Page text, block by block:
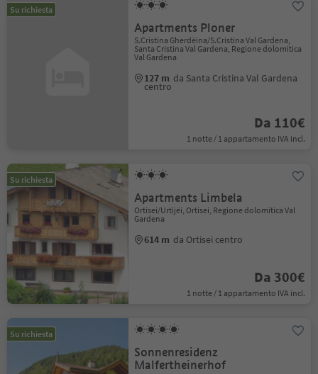
Su richiesta
Apartments Ploner
S.Cristina Gherdëina/S.Cristina Val Gardena,
Santa Cristina Val Gardena, Regione dolomitica
Val Gardena
127 m da Santa Cristina Val Gardena
centro
Da 110€
1 notte / 1 appartamento IVA incl.
Su richiesta
Apartments Limbela
Ortisei/Urtijëi, Ortisei, Regione dolomitica Val
Gardena
614 m da Ortisei centro
Da 300€
1 notte / 1 appartamento IVA incl.
Su richiesta
Sonnenresidenz
Malfertheinerhof